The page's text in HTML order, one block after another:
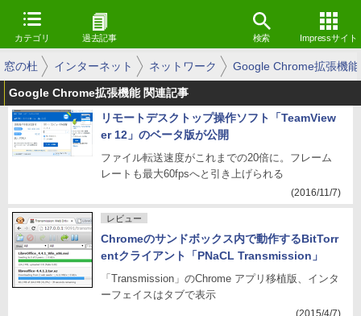
カテゴリ 過去記事 検索 Impressサイト
窓の杜 インターネット ネットワーク Google Chrome拡張機能
Google Chrome拡張機能 関連記事
リモートデスクトップ操作ソフト「TeamView
er 12」のベータ版が公開
ファイル転送速度がこれまでの20倍に。フレーム
レートも最大60fpsへと引き上げられる
(2016/11/7)
レビュー
Chromeのサンドボックス内で動作するBitTorr
entクライアント「PNaCL Transmission」
「Transmission」のChrome アプリ移植版、インタ
ーフェイスはタブで表示
(2015/4/7)